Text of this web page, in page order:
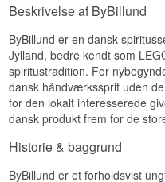
Beskrivelse af ByBillund
ByBillund er en dansk
Jylland, bedre kendt som
spiritustradition. For
dansk håndværkssprit uden
for den lokalt interesserede
dansk produkt frem for de
Historie & baggrund
ByBillund er et forholdsvist